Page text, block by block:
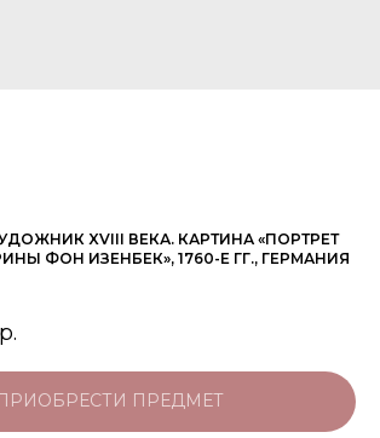
XVIII ВЕКА. КАРТИНА «ПОРТРЕТ
ФОН ИЗЕНБЕК», 1760-Е ГГ., ГЕРМАНИЯ
р.
ПРИОБРЕСТИ ПРЕДМЕТ